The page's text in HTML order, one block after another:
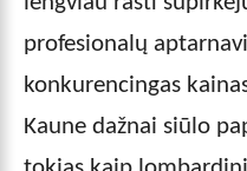
profesionalų
konkurencingas
Kaune dažnai siūlo